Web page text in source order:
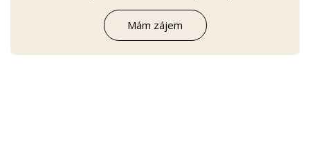
Mám zájem